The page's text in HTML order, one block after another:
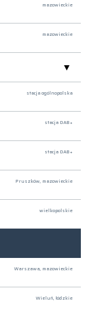
mazowieckie
mazowieckie
stacja ogólnopolska
stacja DAB+
stacja DAB+
Pruszków, mazowieckie
wielkopolskie
Warszawa, mazowieckie
Wieluń, łódzkie